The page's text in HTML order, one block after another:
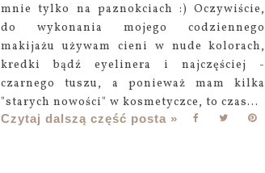
mnie tylko na paznokciach :) Oczywiście,
do wykonania mojego codziennego
makijażu używam cieni w nude kolorach,
kredki bądź eyelinera i najczęściej -
czarnego tuszu, a ponieważ mam kilka
"starych nowości" w kosmetyczce, to czas...
Czytaj dalszą część posta »